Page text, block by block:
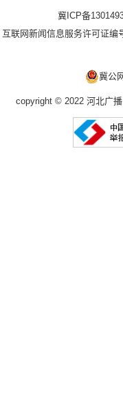
冀ICP备
互联网新闻信息服务许可证编
冀公
copyright © 2022 河北广